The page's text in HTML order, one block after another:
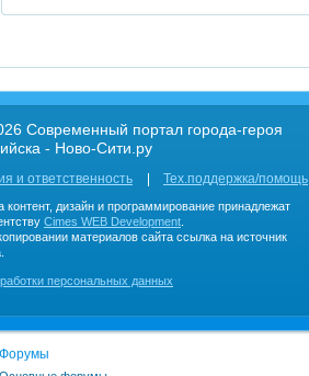
Современный портал города-героя
- Ново-Сити.ру
и ответственность Тех.поддержка/помощь
контент, дизайн и программирование принадлежат
Cimes WEB Development
материалов сайта ссылка на источник
персональных данных
Форумы